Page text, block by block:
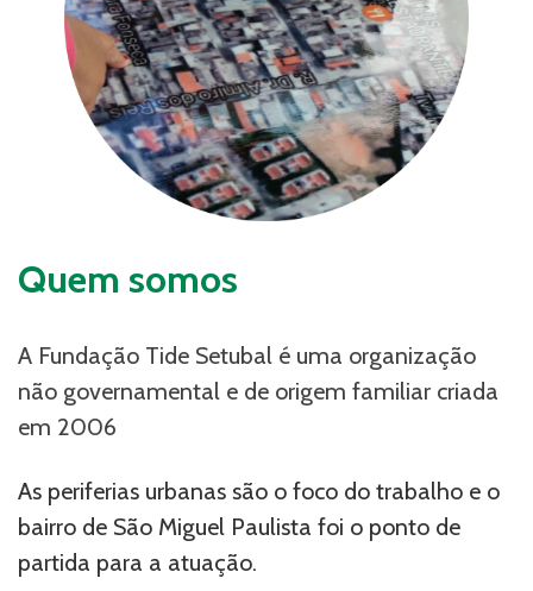
Quem somos
A Fundação Tide Setubal é uma organização
não governamental e de origem familiar criada
em 2006
As periferias urbanas são o foco do trabalho e o
bairro de São Miguel Paulista foi o ponto de
partida para a atuação.